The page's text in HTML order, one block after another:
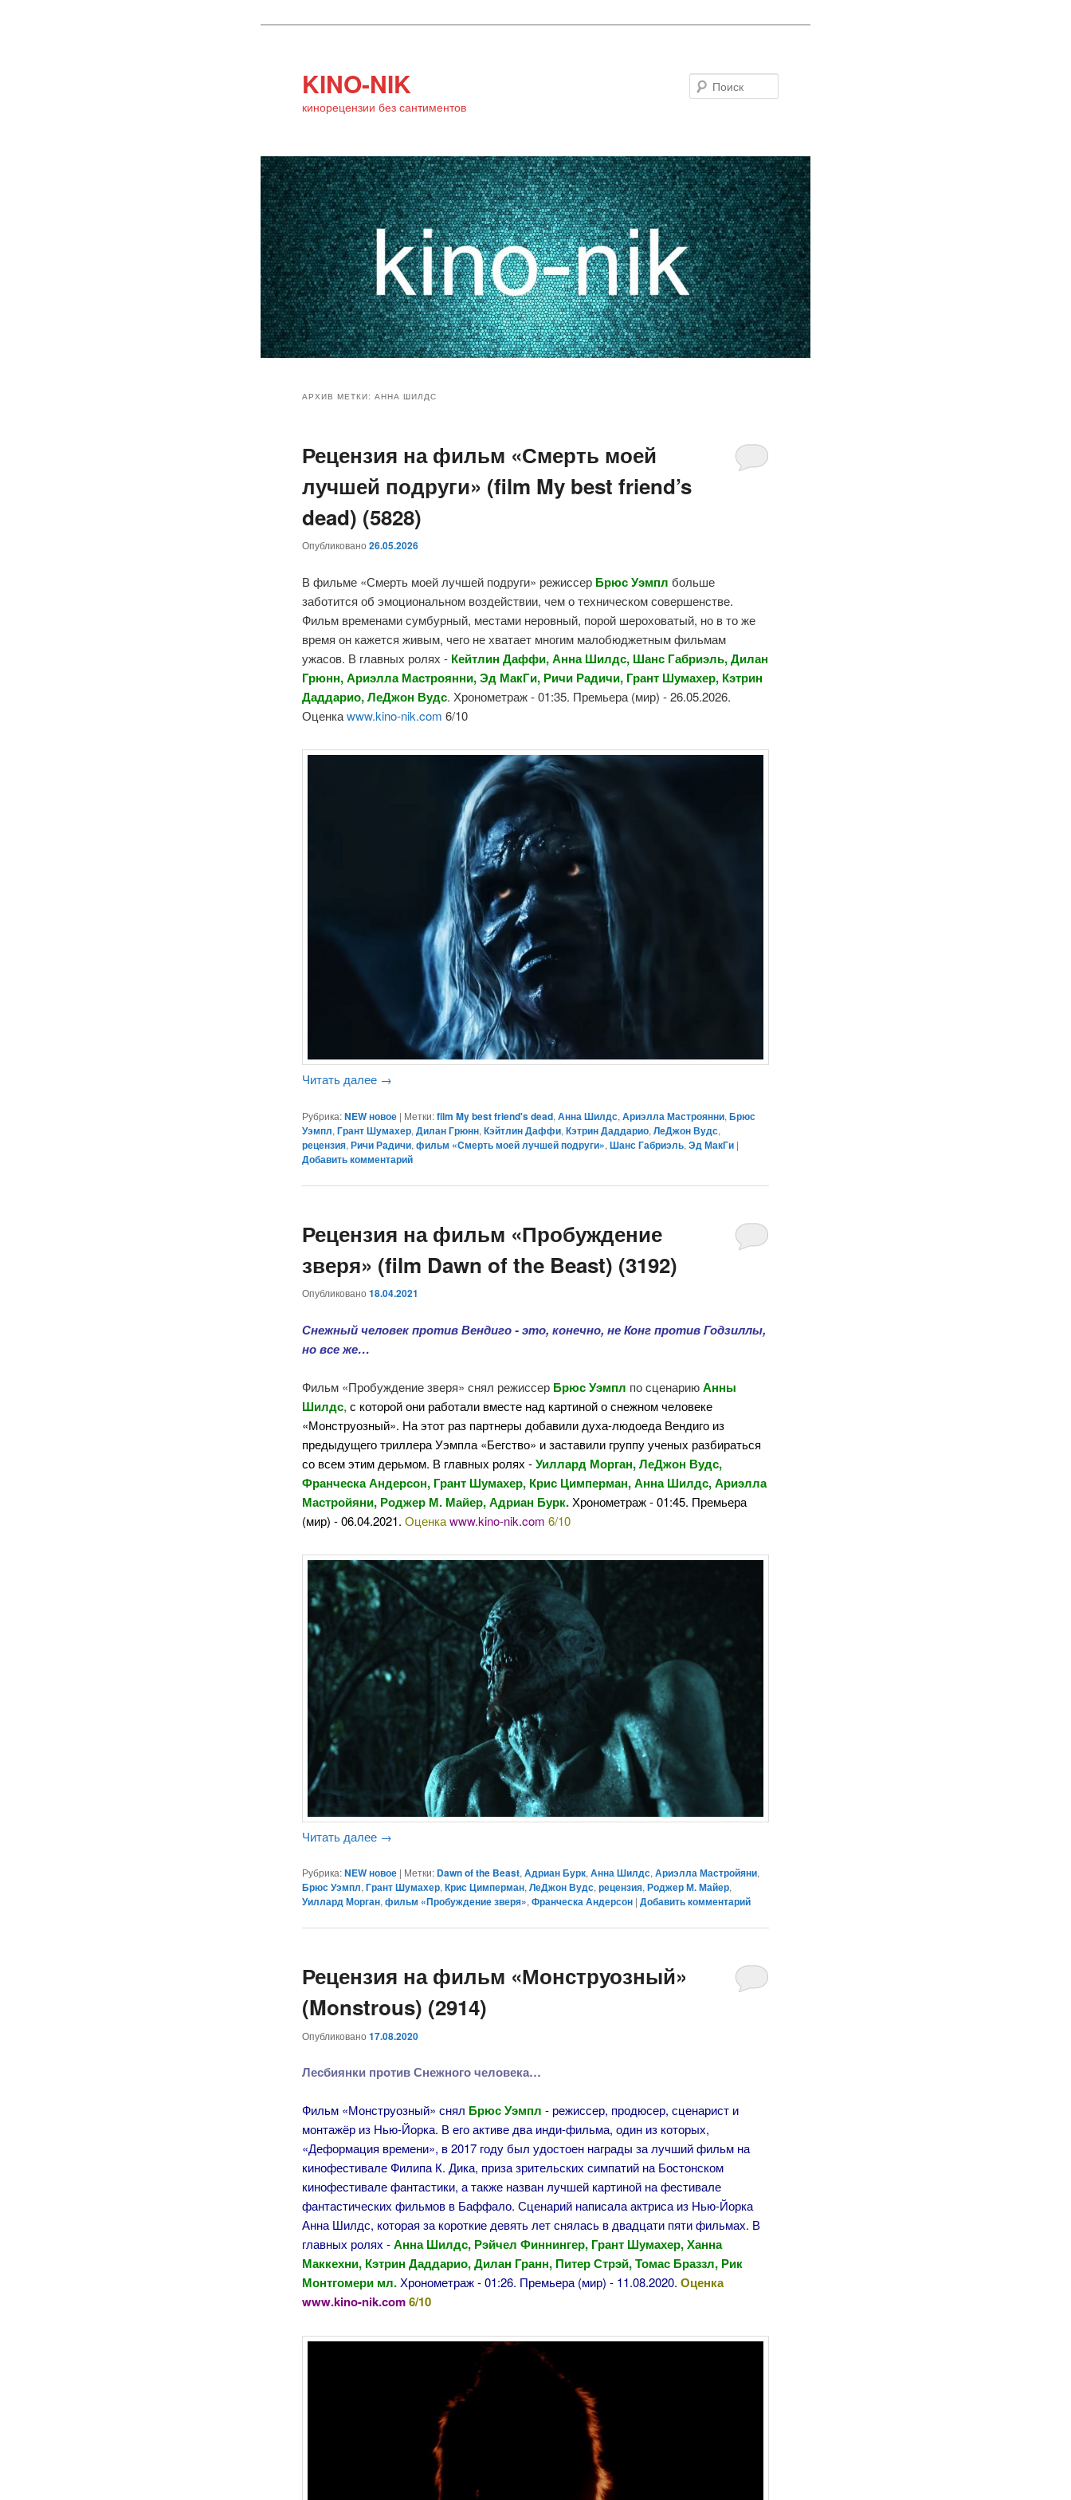
KINO-NIK
кинорецензии без сантиментов
основному
содержимому
дополнительному
содержимому
АРХИВ МЕТКИ:АННА ШИЛДС
Рецензия на фильм «Смерть моей
лучшей подруги» (film My best friend’s
dead) (5828)
Опубликовано26.05.2026
В фильме «Смерть моей лучшей подруги» режиссер Брюс Уэмпл больше
заботится об эмоциональном воздействии, чем о техническом совершенстве.
Фильм временами сумбурный, местами неровный, порой шероховатый, но в то же
время он кажется живым, чего не хватает многим малобюджетным фильмам
ужасов. В главных ролях - Кейтлин Даффи, Анна Шилдс, Шанс Габриэль, Дилан
Грюнн, Ариэлла Мастроянни, Эд МакГи, Ричи Радичи, Грант Шумахер, Кэтрин
Даддарио, ЛеДжон Вудс. Хронометраж - 01:35. Премьера (мир) - 26.05.2026.
Оценкаwww.kino-nik.com 6/10
Читать далее →
Рубрика: NEW новое | Метки: film My best friend's dead,Анна Шилдс,Ариэлла Мастроянни,Брюс
Уэмпл,Грант Шумахер,Дилан Грюнн,Кэйтлин Даффи,Кэтрин Даддарио,ЛеДжон Вудс,
рецензия,Ричи Радичи,фильм «Смерть моей лучшей подруги»,Шанс Габриэль,Эд МакГи |
Добавить комментарий
Рецензия на фильм «Пробуждение
зверя» (film Dawn of the Beast) (3192)
Опубликовано18.04.2021
Снежный человек против Вендиго - это, конечно, не Конг против Годзиллы,
но все же…
Фильм «Пробуждение зверя» снял режиссер Брюс Уэмпл по сценариюАнны
Шилдс,с которой они работали вместе над картиной о снежном человеке
«Монструозный». На этот раз партнеры добавили духа-людоеда Вендиго из
предыдущего триллера Уэмпла «Бегство» и заставили группу ученых разбираться
со всем этим дерьмом. В главных ролях -Уиллард Морган, ЛеДжон Вудс,
Франческа Андерсон, Грант Шумахер, Крис Цимперман, Анна Шилдс, Ариэлла
Мастройяни, Роджер М. Майер, Адриан Бурк. Хронометраж - 01:45. Премьера
(мир) - 06.04.2021.Оценкаwww.kino-nik.com 6/10
Читать далее →
Рубрика: NEW новое | Метки: Dawn of the Beast,Адриан Бурк,Анна Шилдс,Ариэлла Мастройяни,
Брюс Уэмпл,Грант Шумахер,Крис Цимперман,ЛеДжон Вудс,рецензия,Роджер М. Майер,
Уиллард Морган,фильм «Пробуждение зверя»,Франческа Андерсон |Добавить комментарий
Рецензия на фильм «Монструозный»
(Monstrous) (2914)
Опубликовано17.08.2020
Лесбиянки против Снежного человека…
Фильм «Монструозный» снял Брюс Уэмпл - режиссер, продюсер, сценарист и
монтажёр из Нью-Йорка. В его активе два инди-фильма, один из которых,
«Деформация времени», в 2017 году был удостоен награды за лучший фильм на
кинофестивале Филипа К. Дика, приза зрительских симпатий на Бостонском
кинофестивале фантастики, а также назван лучшей картиной на фестивале
фантастических фильмов в Баффало. Сценарий написала актриса из Нью-Йорка
Анна Шилдс, которая за короткие девять лет снялась в двадцати пяти фильмах. В
главных ролях -Анна Шилдс, Рэйчел Финнингер, Грант Шумахер, Ханна
Маккехни, Кэтрин Даддарио, Дилан Гранн, Питер Стрэй, Томас Браззл, Рик
Монтгомери мл. Хронометраж - 01:26. Премьера (мир) - 11.08.2020. Оценка
www.kino-nik.com6/10